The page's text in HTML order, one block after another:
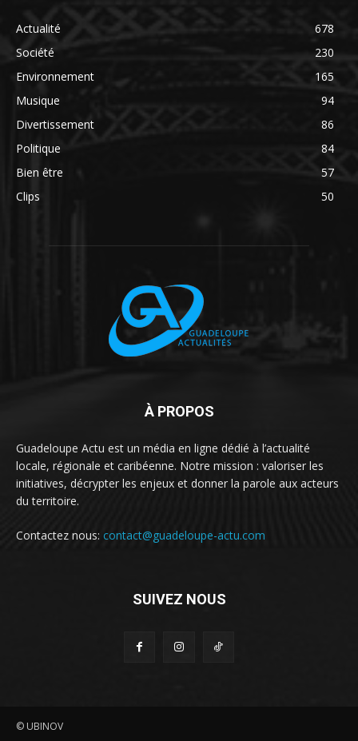
Actualité
678
Société
230
Environnement
165
Musique
94
Divertissement
86
Politique
84
Bien être
57
Clips
50
À PROPOS
Guadeloupe Actu est un média en ligne dédié à l’actualité
locale, régionale et caribéenne. Notre mission : valoriser les
initiatives, décrypter les enjeux et donner la parole aux acteurs
du territoire.
Contactez nous: contact@guadeloupe-actu.com
SUIVEZ NOUS
© UBINOV